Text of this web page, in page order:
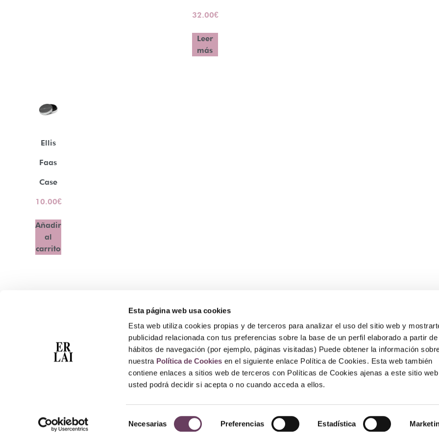
Esta página web usa cookies
Esta web utiliza cookies propias y de terceros para analizar el uso del sitio web y
publicidad relacionada con tus preferencias sobre la base de un perfil elaborado a partir de
hábitos de navegación (por ejemplo, páginas visitadas) Puede obtener la información
nuestra Política de Cookies en el siguiente enlace Política de Cookies. Esta web también
contiene enlaces a sitios web de terceros con Políticas de Cookies ajenas a este sitio
usted podrá decidir si acepta o no cuando acceda a ellos.
de
Necesarias Preferencias Estadística
32.00€
Leer
más
Ellis
Faas
Case
10.00€
Añadir
al
carrito
Atención Telefónica: 944 435 713
Whatsapp: 699 173 188
E-mail:perfumeriaerlai@erlai.es
Dirección: Rodríguez Arias nº29 48011 Bilbao.
Nosotros